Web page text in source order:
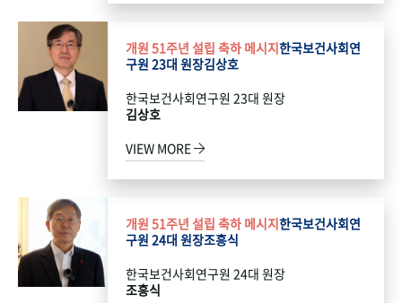
개원 51주년 설립 축하 메시지한국보건사회연
구원 23대 원장김상호
한국보건사회연구원 23대 원장
김상호
VIEW MORE
개원 51주년 설립 축하 메시지한국보건사회연
구원 24대 원장조흥식
한국보건사회연구원 24대 원장
조흥식